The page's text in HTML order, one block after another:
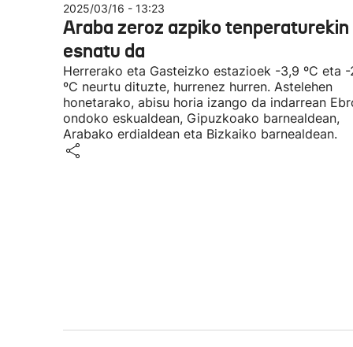
2025/03/16 - 13:23
Araba zeroz azpiko tenperaturekin
esnatu da
Herrerako eta Gasteizko estazioek -3,9 ºC eta -
ºC neurtu dituzte, hurrenez hurren. Astelehen
honetarako, abisu horia izango da indarrean
ondoko eskualdean, Gipuzkoako barnealdean,
Arabako erdialdean eta Bizkaiko barnealdean.